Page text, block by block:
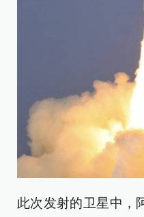
此次发射的卫星中，